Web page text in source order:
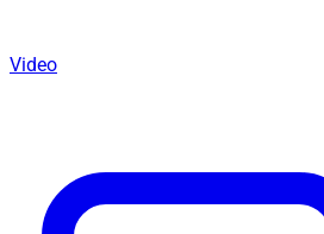
Video